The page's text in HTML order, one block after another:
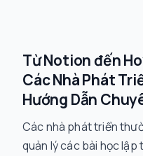
Từ Notion đến
Các Nhà Phát
Hướng Dẫn
Các nhà phát triển
quản lý các bài học lập